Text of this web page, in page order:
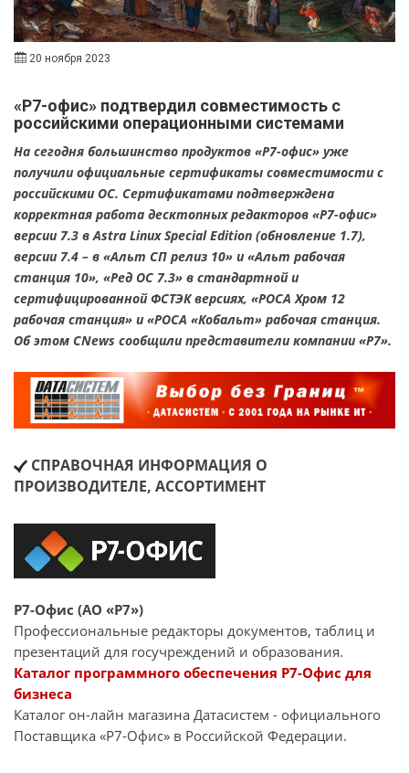
20 ноября 2023
«Р7-офис» подтвердил совместимость с
российскими операционными системами
На сегодня большинство продуктов «Р7-офис» уже
получили официальные сертификаты совместимости с
российскими ОС. Сертификатами подтверждена
корректная работа десктопных редакторов «Р7-офис»
версии 7.3 в Astra Linux Special Edition (обновление 1.7),
версии 7.4 – в «Альт СП релиз 10» и «Альт рабочая
станция 10», «Ред ОС 7.3» в стандартной и
сертифицированной ФСТЭК версиях, «РОСА Хром 12
рабочая станция» и «РОСА «Кобальт» рабочая станция.
Об этом CNews сообщили представители компании «Р7».
СПРАВОЧНАЯ ИНФОРМАЦИЯ О
ПРОИЗВОДИТЕЛЕ, АССОРТИМЕНТ
Р7-Офис (АО «Р7»)
Профессиональные редакторы документов, таблиц и
презентаций для госучреждений и образования.
Каталог программного обеспечения Р7-Офис для
бизнеса
Каталог он-лайн магазина Датасиcтем - официального
Поставщика «Р7-Офис» в Российской Федерации.